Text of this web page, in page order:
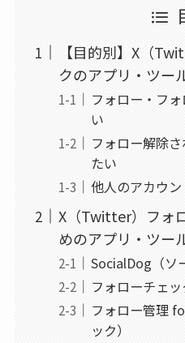
【目的別】X（
クのアプリ・ツー
フォロー・フ
い
フォロー解除
たい
他人のアカウ
X（Twitter）フォ
めのアプリ・ツー
SocialDog（ソ
フォローチェ
フォロー管理
ック）